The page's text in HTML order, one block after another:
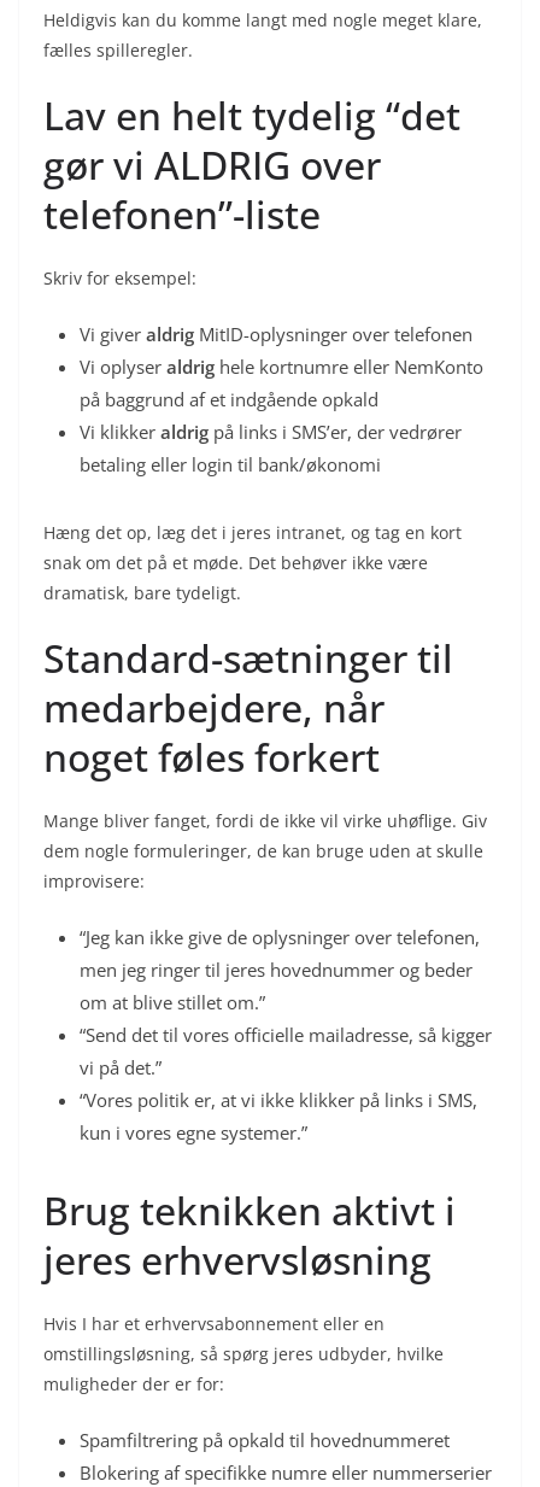
Heldigvis kan du komme langt med nogle meget klare,
fælles spilleregler.
Lav en helt tydelig “det
gør vi ALDRIG over
telefonen”-liste
Skriv for eksempel:
Vi giver aldrig MitID-oplysninger over telefonen
Vi oplyser aldrig hele kortnumre eller NemKonto
på baggrund af et indgående opkald
Vi klikker aldrig på links i SMS’er, der vedrører
betaling eller login til bank/økonomi
Hæng det op, læg det i jeres intranet, og tag en kort
snak om det på et møde. Det behøver ikke være
dramatisk, bare tydeligt.
Standard-sætninger til
medarbejdere, når
noget føles forkert
Mange bliver fanget, fordi de ikke vil virke uhøflige. Giv
dem nogle formuleringer, de kan bruge uden at skulle
improvisere:
“Jeg kan ikke give de oplysninger over telefonen,
men jeg ringer til jeres hovednummer og beder
om at blive stillet om.”
“Send det til vores officielle mailadresse, så kigger
vi på det.”
“Vores politik er, at vi ikke klikker på links i SMS,
kun i vores egne systemer.”
Brug teknikken aktivt i
jeres erhvervsløsning
Hvis I har et erhvervsabonnement eller en
omstillingsløsning, så spørg jeres udbyder, hvilke
muligheder der er for:
Spamfiltrering på opkald til hovednummeret
Blokering af specifikke numre eller nummerserier